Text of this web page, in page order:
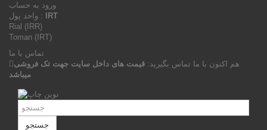
ورود به حساب
واحد پول :
IRT
Rial (IRR)
Toman (IRT)
تماس با ما
هم اکنون با ما تماس بگیرید: قیمت های داخل سایت جهت تک فروشی
میباشد
جستجو